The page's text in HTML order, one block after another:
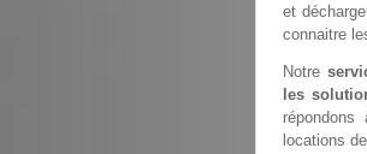
et
connaitre
Notre
les
locations